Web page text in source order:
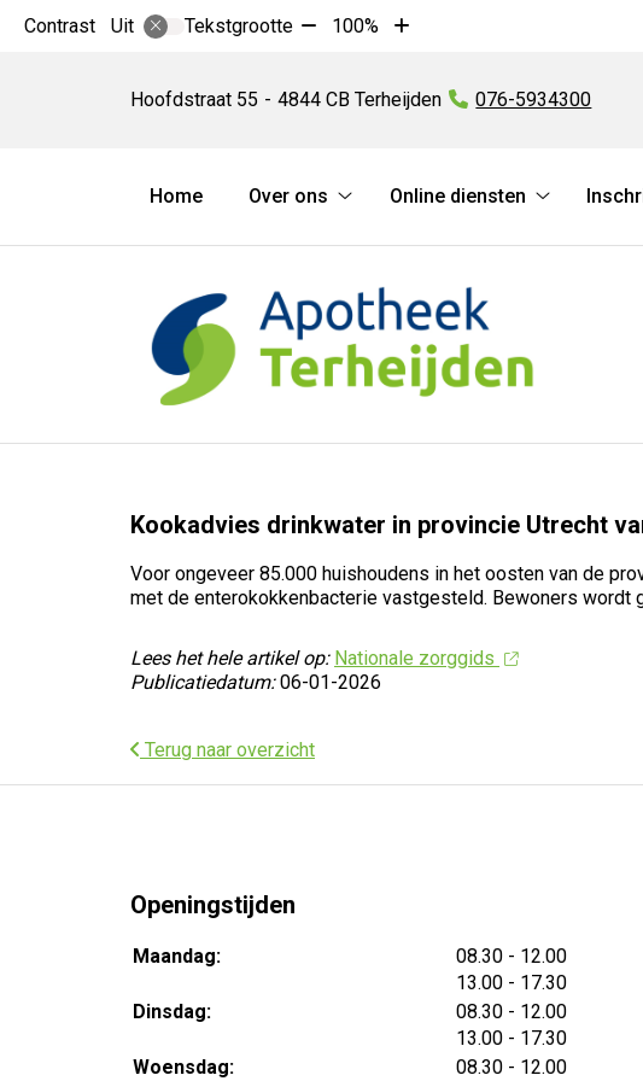
Contrast Uit Tekstgrootte Tekst
10%
100%
Tekst
10%
Hoofdstraat 55 4844 CB Terheijden Tel:
076-5934300
Hoofdmenu
Home
Over ons
ons
submenu
Online diensten
diensten
Kookadvies drinkwater in provincie Utrecht
Voor ongeveer 85.000 huishoudens in het oosten van de
met de enterokokkenbacterie vastgesteld. Bewoners
Lees het hele artikel op: Nationale zorggids
Publicatiedatum:06-01-2026
Terug naar overzicht
Openingstijden
Maandag: 08.30 tot
- 12.00
13.00 tot
- 17.30
Dinsdag:
08.30 tot
- 12.00
13.00 tot
- 17.30
Woensdag:
08.30 tot
- 12.00